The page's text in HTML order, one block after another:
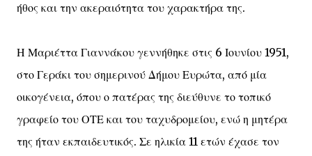
ήθος και την ακεραιότητα του χαρακτήρα της.
Η Μαριέττα Γιαννάκου γεννήθηκε στις 6 Ιουνίου 1951,
στο Γεράκι του σημερινού Δήμου Ευρώτα, από μία
οικογένεια, όπου ο πατέρας της διεύθυνε το τοπικό
γραφείο του ΟΤΕ και του ταχυδρομείου, ενώ η μητέρα
της ήταν εκπαιδευτικός. Σε ηλικία 11 ετών έχασε τον